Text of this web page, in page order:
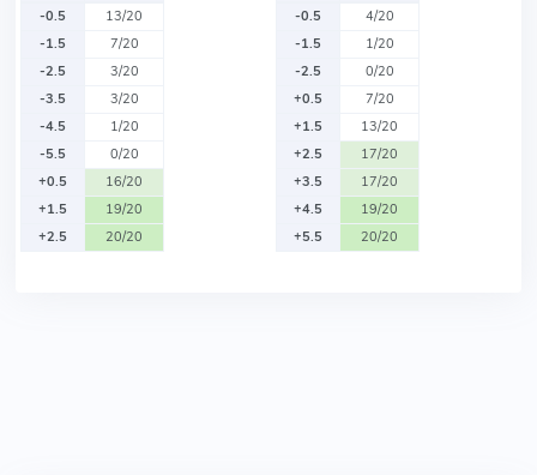
-0.5
13/20
-1.5
7/20
-2.5
3/20
-3.5
3/20
-4.5
1/20
-5.5
0/20
+0.5
16/20
+1.5
19/20
+2.5
20/20
-0.5
4/20
-1.5
1/20
-2.5
0/20
+0.5
7/20
+1.5
13/20
+2.5
17/20
+3.5
17/20
+4.5
19/20
+5.5
20/20